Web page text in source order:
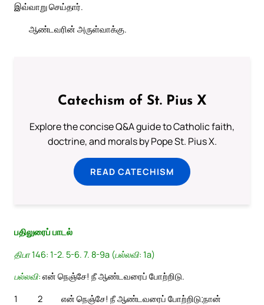
இவ்வாறு செய்தார்.
ஆண்டவரின் அருள்வாக்கு.
Catechism of St. Pius X
Explore the concise Q&A guide to Catholic faith,
doctrine, and morals by Pope St. Pius X.
READ CATECHISM
பதிலுரைப் பாடல்
திபா 146: 1-2. 5-6. 7. 8-9a (பல்லவி: 1a)
பல்லவி: என் நெஞ்சே! நீ ஆண்டவரைப் போற்றிடு.
1
என் நெஞ்சே! நீ ஆண்டவரைப் போற்றிடு;
2
நான்